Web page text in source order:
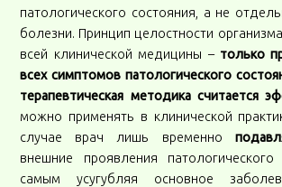
патологического состояния, а не
болезни. Принцип целостности
всей клинической медицины – только
всех симптомов патологического
терапевтическая методика считается
можно применять в клинической
случае врач лишь временно
внешние проявления
самым усугубляя основное